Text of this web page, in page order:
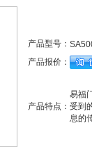
产品型号：
产品报价：
产品特点：
易福
受到
息的